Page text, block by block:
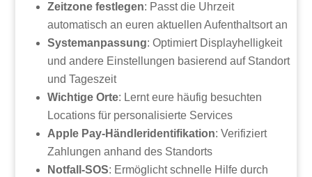
Zeitzone festlegen: Passt die Uhrzeit
automatisch an euren aktuellen Aufenthaltsort an
Systemanpassung: Optimiert Displayhelligkeit
und andere Einstellungen basierend auf Standort
und Tageszeit
Wichtige Orte: Lernt eure häufig besuchten
Locations für personalisierte Services
Apple Pay-Händleridentifikation: Verifiziert
Zahlungen anhand des Standorts
Notfall-SOS: Ermöglicht schnelle Hilfe durch